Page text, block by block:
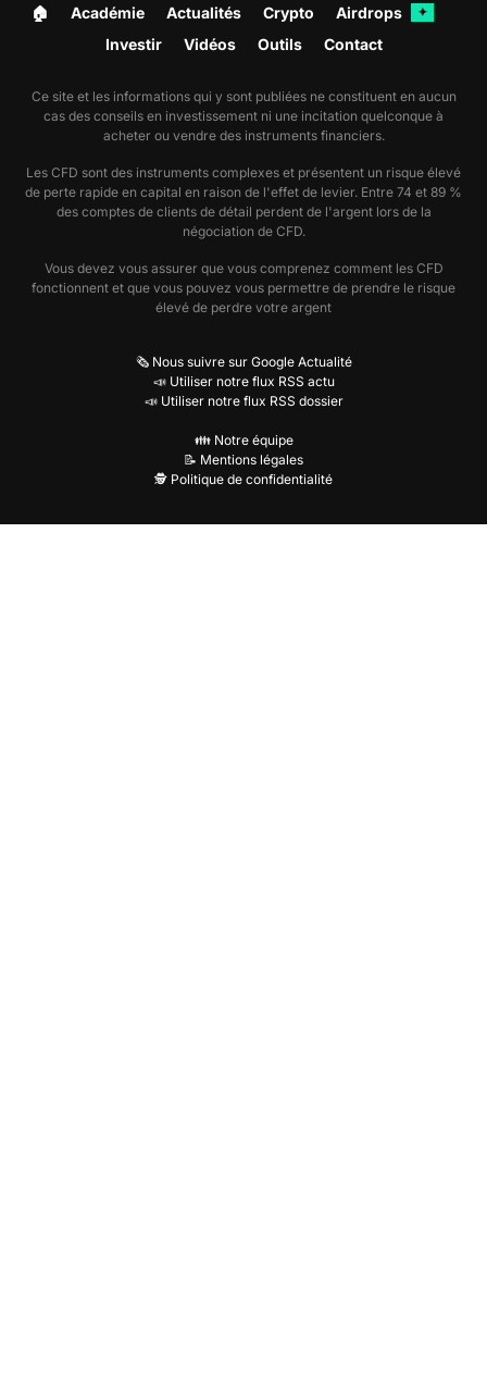
🏠︎ Académie Actualités Crypto Airdrops ✦
Investir Vidéos Outils Contact
Ce site et les informations qui y sont publiées ne constituent en aucun
cas des conseils en investissement ni une incitation quelconque à
acheter ou vendre des instruments financiers.
Les CFD sont des instruments complexes et présentent un risque élevé
de perte rapide en capital en raison de l'effet de levier. Entre 74 et 89 %
des comptes de clients de détail perdent de l'argent lors de la
négociation de CFD.
Vous devez vous assurer que vous comprenez comment les CFD
fonctionnent et que vous pouvez vous permettre de prendre le risque
élevé de perdre votre argent
🗞️ Nous suivre sur Google Actualité
📣 Utiliser notre flux RSS actu
📣 Utiliser notre flux RSS dossier
👪 Notre équipe
📝 Mentions légales
🕵️ Politique de confidentialité